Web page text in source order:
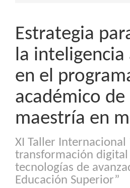
Estrategia
la
en el
académico de
maestría en
XI Taller Internacional
transformación digital
tecnologías de
Educación Superior”